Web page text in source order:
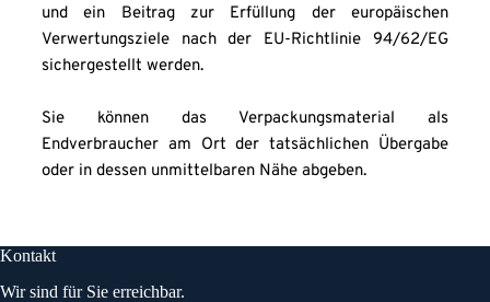
und ein Beitrag zur Erfüllung der europäischen
Verwertungsziele nach der EU-Richtlinie 94/62/EG
sichergestellt werden.
Sie können das Verpackungsmaterial als
Endverbraucher am Ort der tatsächlichen Übergabe
oder in dessen unmittelbaren Nähe abgeben.
Kontakt
Wir sind für Sie erreichbar.